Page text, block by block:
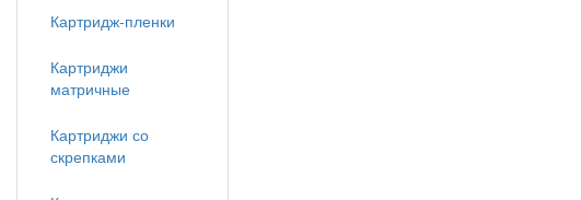
Картридж-пленки
Картриджи
матричные
Картриджи со
скрепками